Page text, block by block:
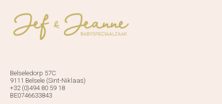
Belseledorp 57C
9111 Belsele (Sint-Niklaas)
+32 (0)494 80 59 18
BE0746633843